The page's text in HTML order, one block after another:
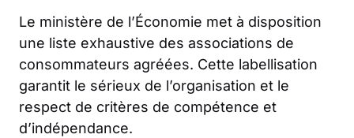
Le ministère de l’Économie met à disposition
une liste exhaustive des associations de
consommateurs agréées. Cette labellisation
garantit le sérieux de l’organisation et le
respect de critères de compétence et
d’indépendance.